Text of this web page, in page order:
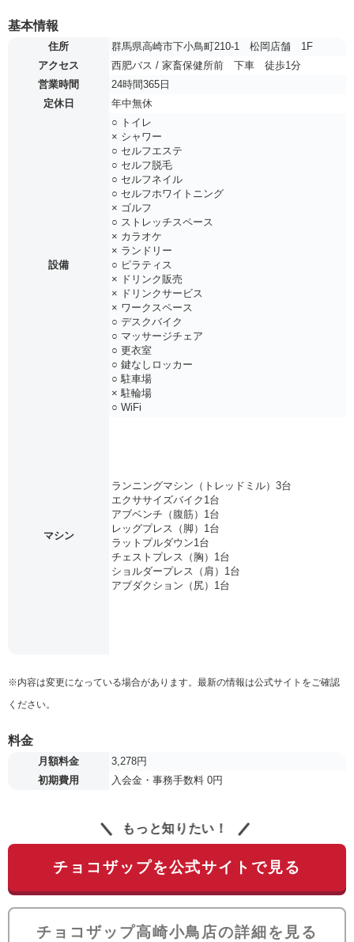
基本情報
住所
群馬県高崎市下小鳥町210-1 松岡店舗 1F
アクセス
西肥バス / 家畜保健所前 下車 徒歩1分
営業時間
24時間365日
定休日
年中無休
設備
○ トイレ
× シャワー
○ セルフエステ
○ セルフ脱毛
○ セルフネイル
○ セルフホワイトニング
× ゴルフ
○ ストレッチスペース
× カラオケ
× ランドリー
○ ピラティス
× ドリンク販売
× ドリンクサービス
× ワークスペース
○ デスクバイク
○ マッサージチェア
○ 更衣室
○ 鍵なしロッカー
○ 駐車場
× 駐輪場
○ WiFi
マシン
ランニングマシン（トレッドミル）3台
エクササイズバイク1台
アブベンチ（腹筋）1台
レッグプレス（脚）1台
ラットプルダウン1台
チェストプレス（胸）1台
ショルダープレス（肩）1台
アブダクション（尻）1台
※内容は変更になっている場合があります。最新の情報は公式サイトをご確認
ください。
料金
月額料金
3,278円
初期費用
入会金・事務手数料 0円
もっと知りたい！
チョコザップを公式サイトで見る
チョコザップ高崎小鳥店の詳細を見る